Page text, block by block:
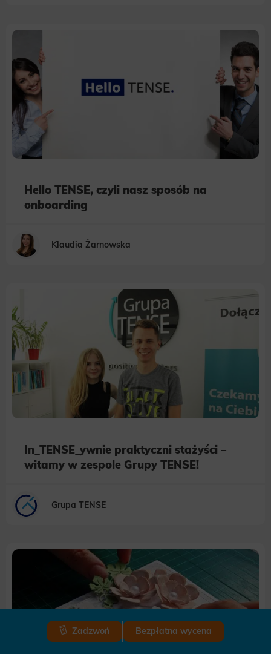
Hello TENSE, czyli nasz sposób na
onboarding
Klaudia Żarnowska
In_TENSE_ywnie praktyczni stażyści –
witamy w zespole Grupy TENSE!
Grupa TENSE
Zadzwoń Bezpłatna wycena